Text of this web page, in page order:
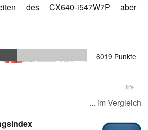
des CX640-i547W7P aber
6019 Punkte
Hilfe
... im Vergleich